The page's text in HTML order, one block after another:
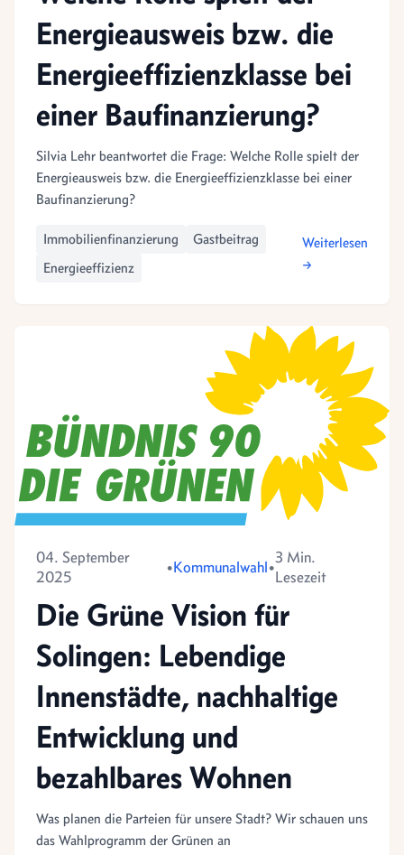
Energieausweis bzw. die
Energieeffizienzklasse bei
einer Baufinanzierung?
Silvia Lehr beantwortet die Frage: Welche Rolle spielt der
Energieausweis bzw. die Energieeffizienzklasse bei einer
Baufinanzierung?
Immobilienfinanzierung
Gastbeitrag
Energieeffizienz
Weiterlesen
→
04. September
2025
•Kommunalwahl•3 Min.
Lesezeit
Die Grüne Vision für
Solingen: Lebendige
Innenstädte, nachhaltige
Entwicklung und
bezahlbares Wohnen
Was planen die Parteien für unsere Stadt? Wir schauen uns
das Wahlprogramm der Grünen an